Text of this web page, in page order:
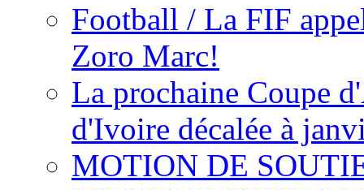
Football / La FIF
Zoro Marc!
La prochaine Coupe
d'Ivoire décalée à
MOTION DE